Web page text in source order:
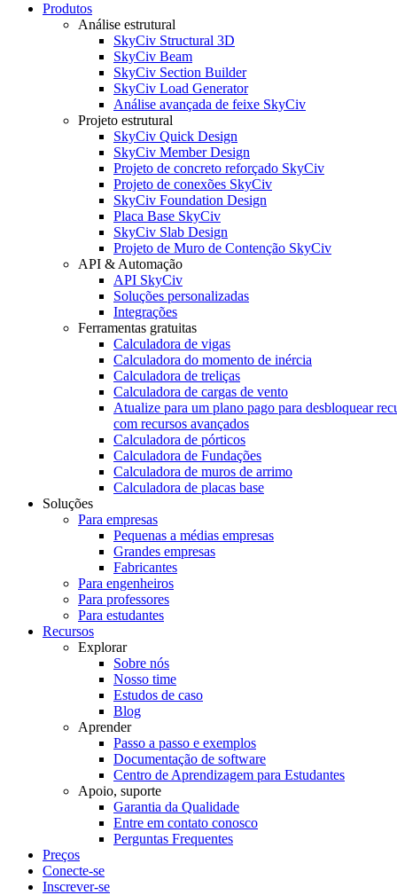
Produtos
Análise estrutural
SkyCiv Structural 3D
SkyCiv Beam
SkyCiv Section Builder
SkyCiv Load Generator
Análise avançada de feixe SkyCiv
Projeto estrutural
SkyCiv Quick Design
SkyCiv Member Design
Projeto de concreto reforçado SkyCiv
Projeto de conexões SkyCiv
SkyCiv Foundation Design
Placa Base SkyCiv
SkyCiv Slab Design
Projeto de Muro de Contenção SkyCiv
API & Automação
API SkyCiv
Soluções personalizadas
Integrações
Ferramentas gratuitas
Calculadora de vigas
Calculadora do momento de inércia
Calculadora de treliças
Calculadora de cargas de vento
Atualize para um plano pago para desbloquear
com recursos avançados
Calculadora de pórticos
Calculadora de Fundações
Calculadora de muros de arrimo
Calculadora de placas base
Soluções
Para empresas
Pequenas a médias empresas
Grandes empresas
Fabricantes
Para engenheiros
Para professores
Para estudantes
Recursos
Explorar
Sobre nós
Nosso time
Estudos de caso
Blog
Aprender
Passo a passo e exemplos
Documentação de software
Centro de Aprendizagem para Estudantes
Apoio, suporte
Garantia da Qualidade
Entre em contato conosco
Perguntas Frequentes
Preços
Conecte-se
Inscrever-se